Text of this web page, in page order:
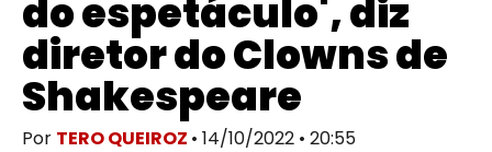
do espetáculo', diz
diretor do Clowns de
Shakespeare
Por TERO QUEIROZ • 14/10/2022 • 20:55